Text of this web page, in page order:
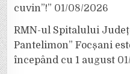
cuvin”!” 01/08/2026
RMN-ul Spitalului
Pantelimon” Focșani
începând cu 1 august